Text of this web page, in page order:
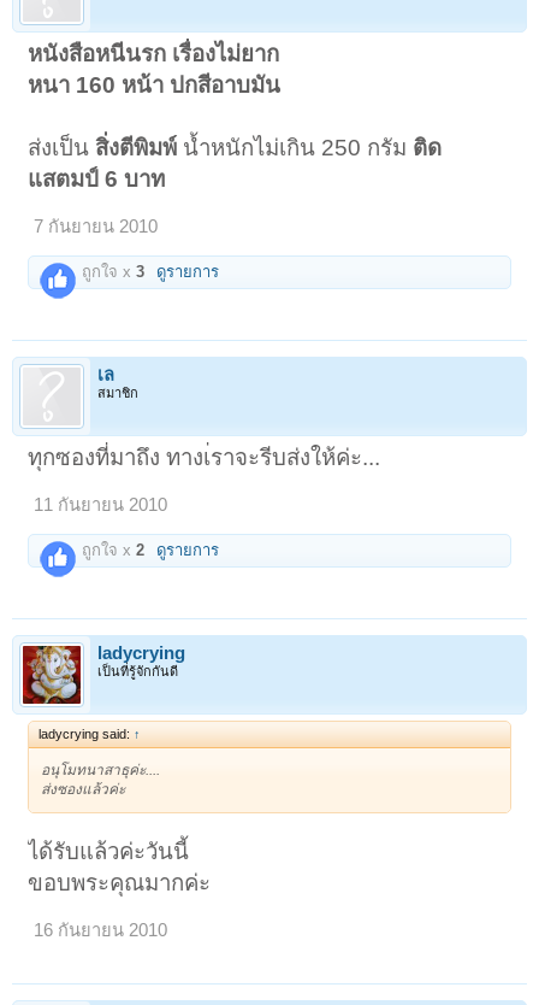
หนังสือหนีนรก เรื่องไม่ยาก
หนา 160 หน้า ปกสีอาบมัน
ส่งเป็นสิ่งตีพิมพ์ น้ำหนักไม่เกิน 250 กรัม ติด
แสตมป์ 6 บาท
7 กันยายน 2010
ถูกใจ x3 ดูรายการ
เล
สมาชิก
ทุกซองที่มาถึง ทางเ่ราจะรีบส่งให้ค่ะ...
11 กันยายน 2010
ถูกใจ x2 ดูรายการ
ladycrying
เป็นที่รู้จักกันดี
ladycrying said: ↑
อนุโมทนาสาธุค่ะ....
ส่งซองแล้วค่ะ
ได้รับแล้วค่ะวันนี้
ขอบพระคุณมากค่ะ
16 กันยายน 2010